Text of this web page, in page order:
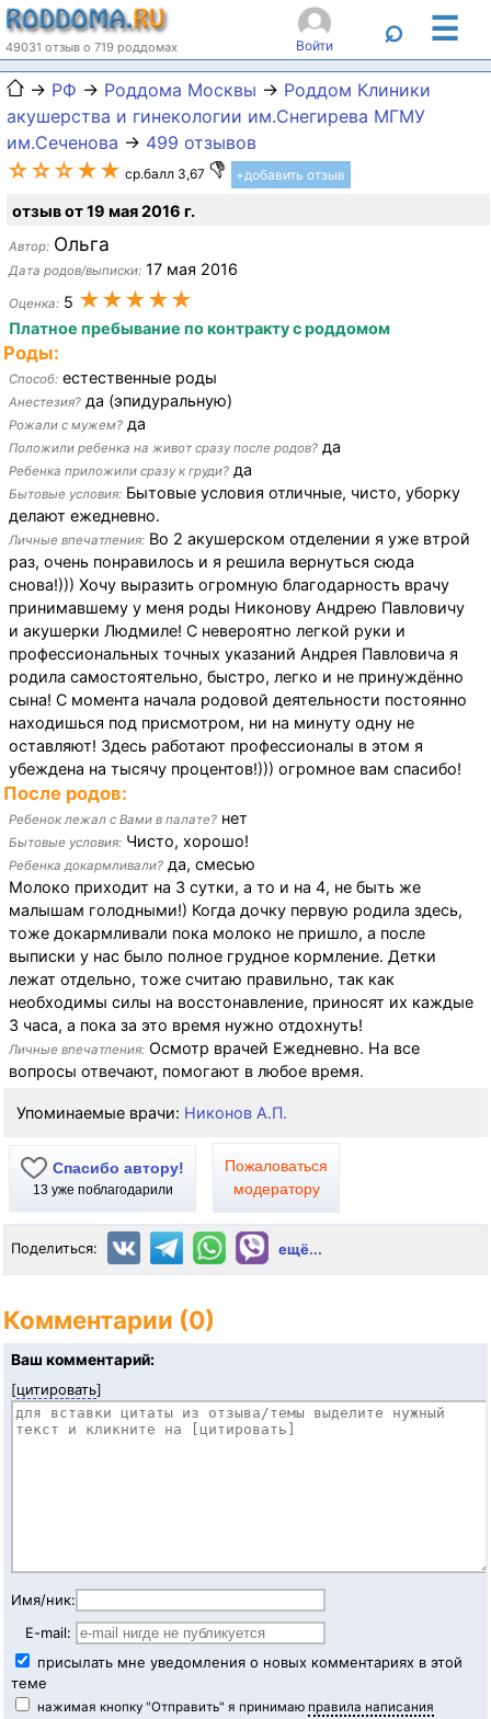
49031 отзыв о 719 роддомах Войти ⌕ ☰
→ РФ → Роддома Москвы → Роддом Клиники
акушерства и гинекологии им.Снегирева МГМУ
им.Сеченова → 499 отзывов
☆☆☆★★ ср.балл 3,67 +добавить отзыв
отзыв от 19 мая 2016 г.
Автор: Ольга
Дата родов/выписки: 17 мая 2016
Оценка: 5 ★★★★★
Платное пребывание по контракту с роддомом
Роды:
Способ: естественные роды
Анестезия? да (эпидуральную)
Рожали с мужем? да
Положили ребенка на живот сразу после родов? да
Ребенка приложили сразу к груди? да
Бытовые условия: Бытовые условия отличные, чисто, уборку
делают ежедневно.
Личные впечатления: Во 2 акушерском отделении я уже втрой
раз, очень понравилось и я решила вернуться сюда
снова!))) Хочу выразить огромную благодарность врачу
принимавшему у меня роды Никонову Андрею Павловичу
и акушерки Людмиле! С невероятно легкой руки и
профессиональных точных указаний Андрея Павловича я
родила самостоятельно, быстро, легко и не принуждённо
сына! С момента начала родовой деятельности постоянно
находишься под присмотром, ни на минуту одну не
оставляют! Здесь работают профессионалы в этом я
убеждена на тысячу процентов!))) огромное вам спасибо!
После родов:
Ребенок лежал с Вами в палате? нет
Бытовые условия: Чисто, хорошо!
Ребенка докармливали? да, смесью
Молоко приходит на 3 сутки, а то и на 4, не быть же
малышам голодными!) Когда дочку первую родила здесь,
тоже докармливали пока молоко не пришло, а после
выписки у нас было полное грудное кормление. Детки
лежат отдельно, тоже считаю правильно, так как
необходимы силы на восстонавление, приносят их каждые
3 часа, а пока за это время нужно отдохнуть!
Личные впечатления: Осмотр врачей Ежедневно. На все
вопросы отвечают, помогают в любое время.
Упоминаемые врачи: Никонов А.П.
Спасибо автору!
13уже поблагодарили
Пожаловаться
модератору
Поделиться: ещё...
Комментарии (0)
Ваш комментарий:
[цитировать]
Имя/ник:
E-mail:
присылать мне уведомления о новых комментариях в этой
теме
нажимая кнопку "Отправить" я принимаю правила написания